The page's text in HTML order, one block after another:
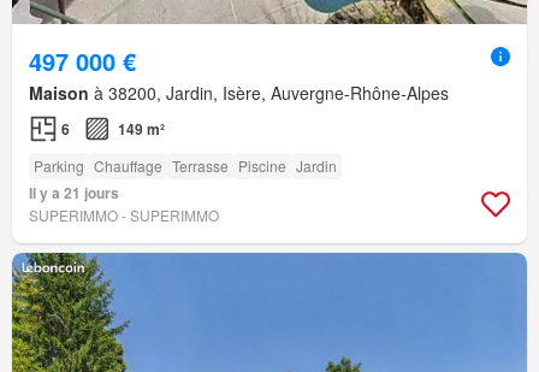
497 000 €
Maison à 38200, Jardin, Isère, Auvergne-Rhône-Alpes
6 149 m²
Parking Chauffage Terrasse Piscine Jardin
Il y a 21 jours
SUPERIMMO - SUPERIMMO